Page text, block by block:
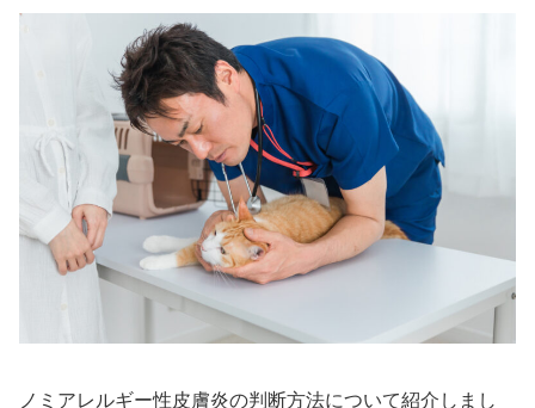
ノミアレルギー性皮膚炎の判断方法について紹介しまし